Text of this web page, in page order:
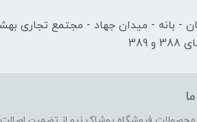
- بانه - میدان جهاد - مجتمع تجاری
389